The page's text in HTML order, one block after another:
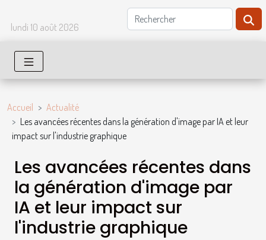
lundi 10 août 2026
Accueil
Actualité
Les avancées récentes dans la génération d'image par IA et leur
impact sur l'industrie graphique
Les avancées récentes dans
la génération d'image par
IA et leur impact sur
l'industrie graphique